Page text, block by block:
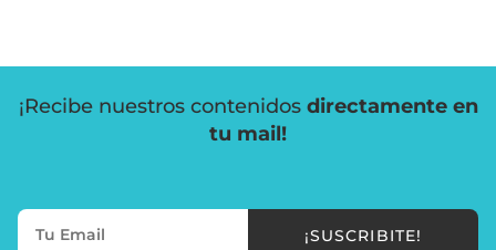
¡Recibe nuestros contenidos directamente en
tu mail!
¡SUSCRIBITE!